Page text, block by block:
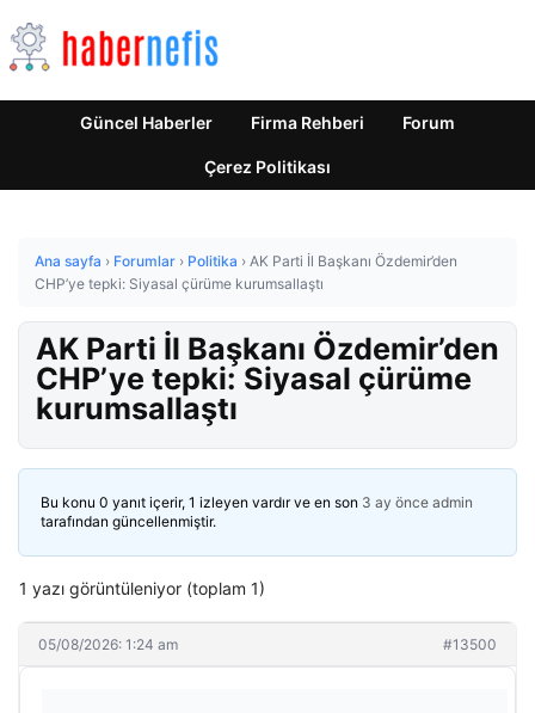
Güncel Haberler Firma Rehberi Forum
Çerez Politikası
Ana sayfa › Forumlar › Politika › AK Parti İl Başkanı Özdemir’den
CHP’ye tepki: Siyasal çürüme kurumsallaştı
AK Parti İl Başkanı Özdemir’den
CHP’ye tepki: Siyasal çürüme
kurumsallaştı
Bu konu 0 yanıt içerir, 1 izleyen vardır ve en son 3 ay önce admin
tarafından güncellenmiştir.
1 yazı görüntüleniyor (toplam 1)
05/08/2026: 1:24 am #13500